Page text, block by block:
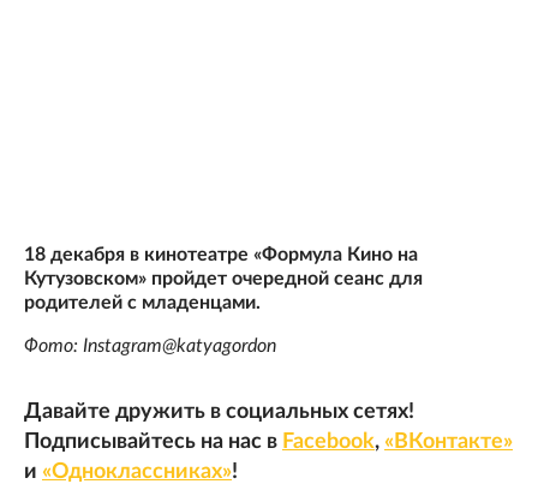
18 декабря в кинотеатре «Формула Кино на
Кутузовском» пройдет очередной сеанс для
родителей с младенцами.
Фото: Instagram@katyagordon
Давайте дружить в социальных сетях!
Подписывайтесь на нас в Facebook, «ВКонтакте»
и «Одноклассниках»!